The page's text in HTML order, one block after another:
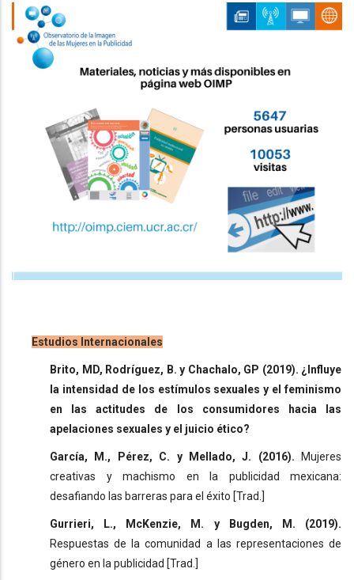
Estudios Internacionales
Brito, MD, Rodríguez, B. y Chachalo, GP (2019). ¿Influye
la intensidad de los estímulos sexuales y el feminismo
en las actitudes de los consumidores hacia las
apelaciones sexuales y el juicio ético?
García, M., Pérez, C. y Mellado, J. (2016).
Mujeres
creativas y machismo en la publicidad mexicana:
desafiando las barreras para el éxito [Trad.]
Gurrieri, L., McKenzie, M. y Bugden, M. (2019).
Respuestas de la comunidad a las representaciones de
género en la publicidad [Trad.]